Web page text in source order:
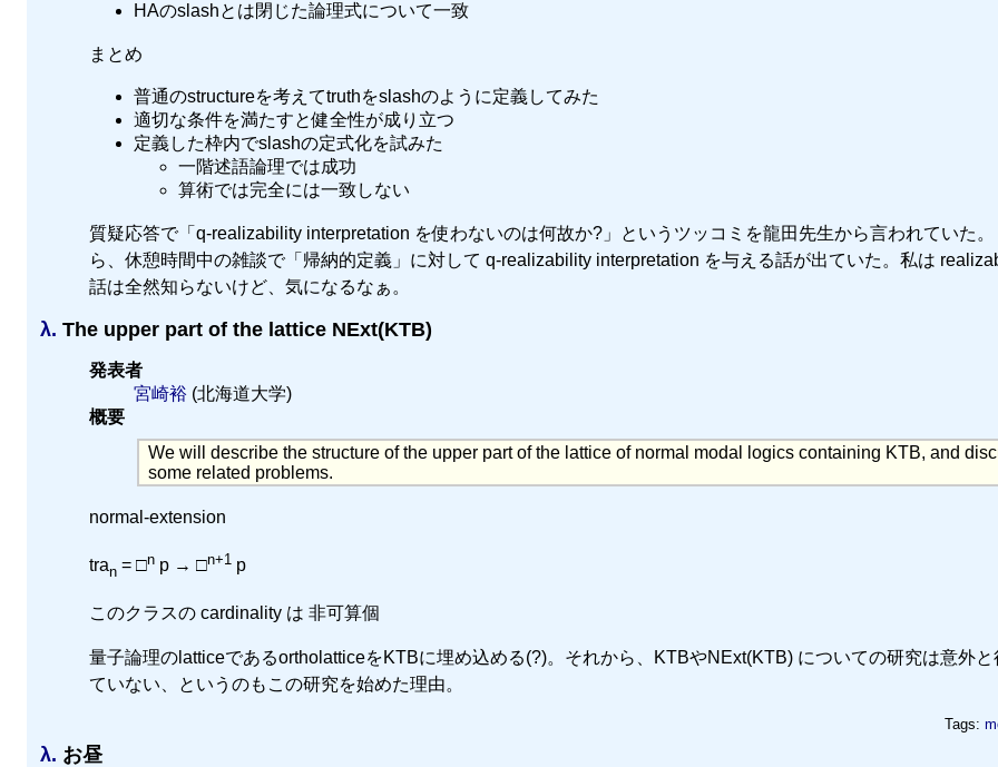
HAのslashとは閉じた論理式について一致
まとめ
普通のstructureを考えてtruthをslashのように定義してみた
適切な条件を満たすと健全性が成り立つ
定義した枠内でslashの定式化を試みた
一階述語論理では成功
算術では完全には一致しない
質疑応答で「q-realizability interpretation を使わないのは何故か?」というツッコミを龍田先生から言われていた
ら、休憩時間中の雑談で「帰納的定義」に対して q-realizability interpretation を与える話が出ていた。私は
話は全然知らないけど、気になるなぁ。
λ. The upper part of the lattice NExt(KTB)
発表者
宮崎裕(北海道大学)
概要
We will describe the structure of the upper part of the lattice of normal modal logics containing KTB, and
some related problems.
normal-extension
tran= □np → □n+1p
このクラスの cardinality は 非可算個
量子論理のlatticeであるortholatticeをKTBに埋め込める(?)。それから、KTBやNExt(KTB) についての研究は意外と
ていない、というのもこの研究を始めた理由。
Tags:
λ. お昼